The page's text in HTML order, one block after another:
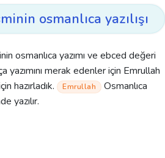
osmanlıca yazılışı
osmanlıca yazımı ve ebced değeri
yazımını merak edenler için Emrullah
hazırladık.
Emrullah
Osmanlıca
yazılır.